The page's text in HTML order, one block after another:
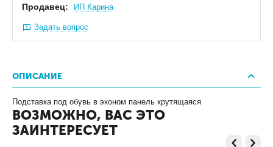
Продавец: ИП Карина
Задать вопрос
ОПИСАНИЕ
Подставка под обувь в эконом панель крутящаяся
ВОЗМОЖНО, ВАС ЭТО
ЗАИНТЕРЕСУЕТ